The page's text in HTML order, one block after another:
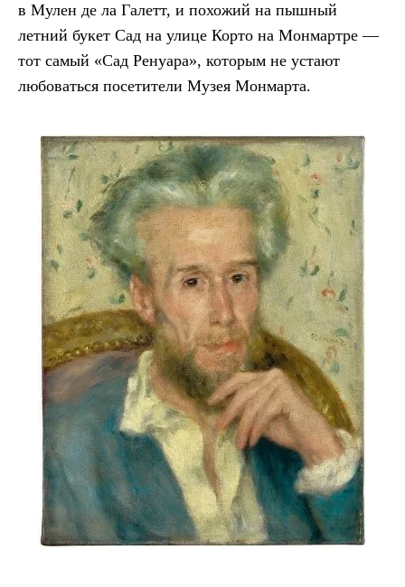
в Мулен де ла Галетт, и похожий на пышный
летний букет Сад на улице Корто на Монмартре —
тот самый «Сад Ренуара», которым не устают
любоваться посетители Музея Монмарта.